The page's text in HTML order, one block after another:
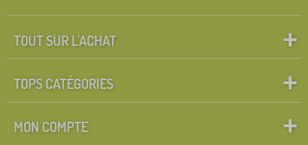
TOUT SUR L'ACHAT
TOPS CATÉGORIES
MON COMPTE